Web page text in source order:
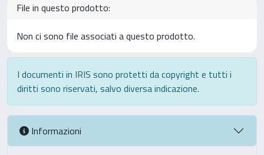
File in questo prodotto:
Non ci sono file associati a questo prodotto.
I documenti in IRIS sono protetti da copyright e tutti i
diritti sono riservati, salvo diversa indicazione.
Informazioni